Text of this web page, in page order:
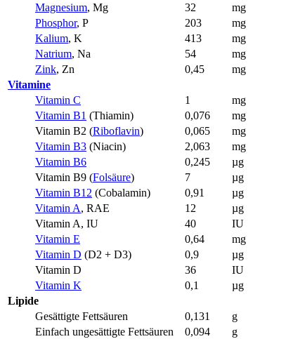
Magnesium, Mg 32
mg
Phosphor, P 203
mg
Kalium, K 413
mg
Natrium, Na 54
mg
Zink, Zn 0,45
mg
Vitamine
Vitamin C
1
mg
Vitamin B1 (Thiamin) 0,076
mg
Vitamin B2 (Riboflavin) 0,065
mg
Vitamin B3 (Niacin) 2,063
mg
Vitamin B6
0,245
µg
Vitamin B9 (Folsäure) 7
µg
Vitamin B12 (Cobalamin) 0,91
µg
Vitamin A, RAE 12
µg
Vitamin A, IU
40
IU
Vitamin E
0,64
mg
Vitamin D (D2 + D3) 0,9
µg
Vitamin D
36
IU
Vitamin K
0,1
µg
Lipide
Gesättigte Fettsäuren
0,131
g
Einfach ungesättigte Fettsäuren
0,094 g